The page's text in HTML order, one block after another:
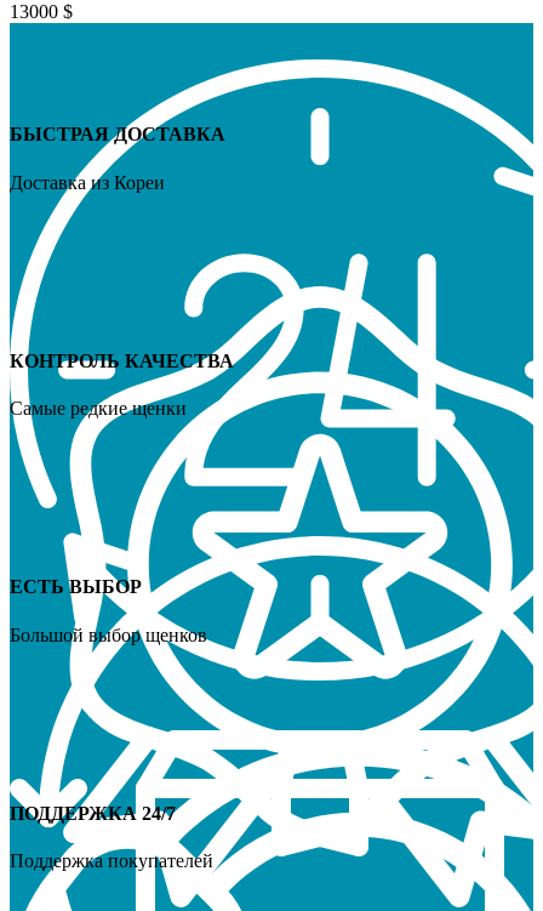
13000 $
БЫСТРАЯ ДОСТАВКА
Доставка из Кореи
КОНТРОЛЬ КАЧЕСТВА
Самые редкие щенки
ЕСТЬ ВЫБОР
Большой выбор щенков
ПОДДЕРЖКА 24/7
Поддержка покупателей